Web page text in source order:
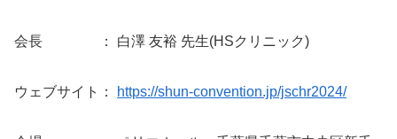
会長 ： 白澤 友裕 先生(HSクリニック)
ウェブサイト： https://shun-convention.jp/jschr2024/